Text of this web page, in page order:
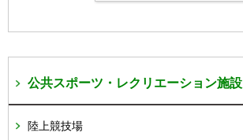
公共スポーツ・レクリエーション施設
陸上競技場